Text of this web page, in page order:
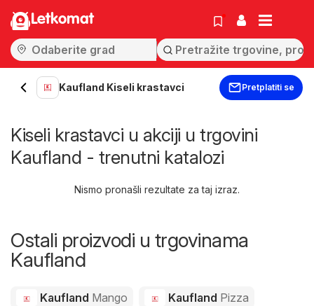
Letkomat
Kaufland Kiseli krastavci Pretplatiti se
Kiseli krastavci u akciji u trgovini
Kaufland - trenutni katalozi
Nismo pronašli rezultate za taj izraz.
Ostali proizvodi u trgovinama
Kaufland
Kaufland Mango Kaufland Pizza